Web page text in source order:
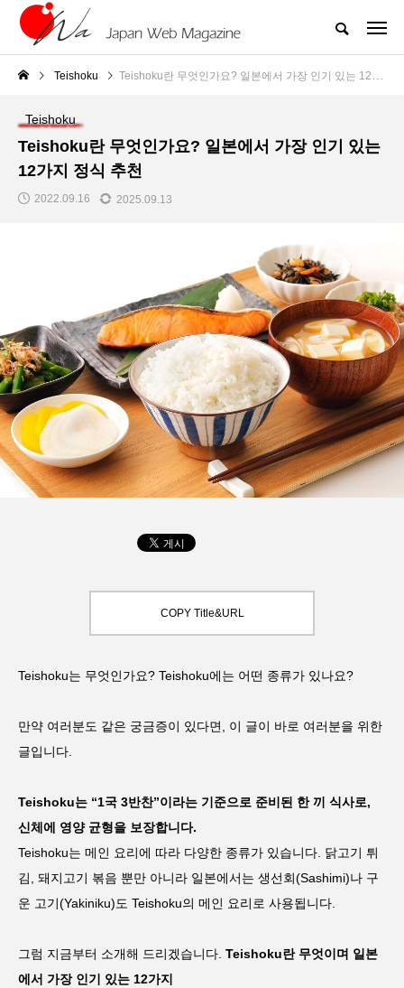
Teishoku Teishoku란 무엇인가요? 일본에서 가장 인기 있는 12가지 정식 추천
Teishoku
Teishoku란 무엇인가요? 일본에서 가장 인기 있는
12가지 정식 추천
2022.09.16 2025.09.13
COPY Title&URL
Teishoku는 무엇인가요? Teishoku에는 어떤 종류가 있나요?
만약 여러분도 같은 궁금증이 있다면, 이 글이 바로 여러분을 위한
글입니다.
Teishoku는 “1국 3반찬”이라는 기준으로 준비된 한 끼 식사로,
신체에 영양 균형을 보장합니다.
Teishoku는 메인 요리에 따라 다양한 종류가 있습니다. 닭고기 튀
김, 돼지고기 볶음 뿐만 아니라 일본에서는 생선회(Sashimi)나 구
운 고기(Yakiniku)도 Teishoku의 메인 요리로 사용됩니다.
그럼 지금부터 소개해 드리겠습니다. Teishoku란 무엇이며 일본
에서 가장 인기 있는 12가지